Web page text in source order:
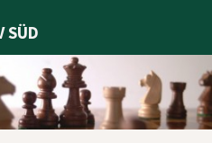
SÜD